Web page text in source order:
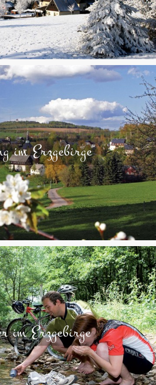
im Erzgebirge
im Erzgebirge